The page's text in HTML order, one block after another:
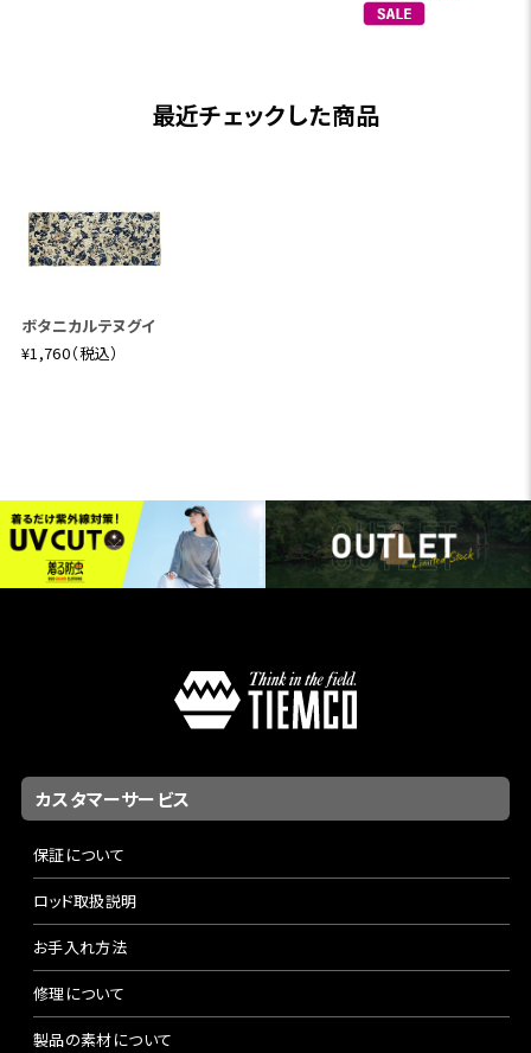
最近チェックした商品
ボタニカルテヌグイ
¥1,760（税込）
カスタマーサービス
保証について
ロッド取扱説明
お手入れ方法
修理について
製品の素材について